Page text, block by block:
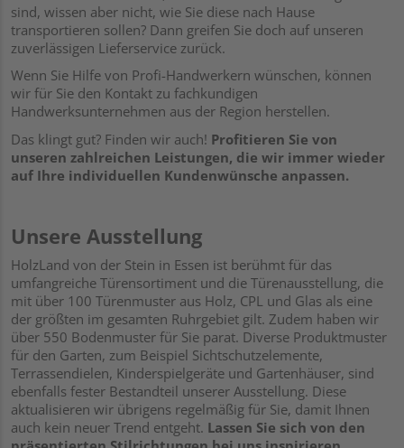
sind, wissen aber nicht, wie Sie diese nach Hause
transportieren sollen? Dann greifen Sie doch auf unseren
zuverlässigen Lieferservice zurück.
Wenn Sie Hilfe von Profi-Handwerkern wünschen, können
wir für Sie den Kontakt zu fachkundigen
Handwerksunternehmen aus der Region herstellen.
Das klingt gut? Finden wir auch! Profitieren Sie von
unseren zahlreichen Leistungen, die wir immer wieder
auf Ihre individuellen Kundenwünsche anpassen.
Unsere Ausstellung
HolzLand von der Stein in Essen ist berühmt für das
umfangreiche Türensortiment und die Türenausstellung, die
mit über 100 Türenmuster aus Holz, CPL und Glas als eine
der größten im gesamten Ruhrgebiet gilt. Zudem haben wir
über 550 Bodenmuster für Sie parat. Diverse Produktmuster
für den Garten, zum Beispiel Sichtschutzelemente,
Terrassendielen, Kinderspielgeräte und Gartenhäuser, sind
ebenfalls fester Bestandteil unserer Ausstellung. Diese
aktualisieren wir übrigens regelmäßig für Sie, damit Ihnen
auch kein neuer Trend entgeht. Lassen Sie sich von den